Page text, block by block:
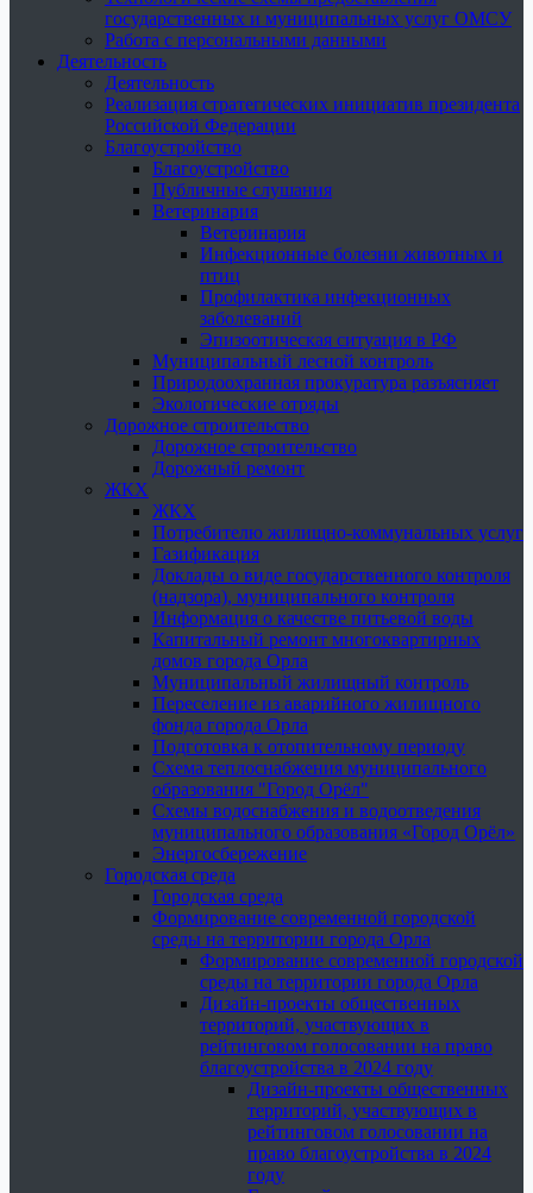
государственных и муниципальных услуг ОМСУ
Работа с персональными данными
Деятельность
Деятельность
Реализация стратегических инициатив президента
Российской Федерации
Благоустройство
Благоустройство
Публичные слушания
Ветеринария
Ветеринария
Инфекционные болезни животных и
птиц
Профилактика инфекционных
заболеваний
Эпизоотическая ситуация в РФ
Муниципальный лесной контроль
Природоохранная прокуратура разъясняет
Экологические отряды
Дорожное строительство
Дорожное строительство
Дорожный ремонт
ЖКХ
ЖКХ
Потребителю жилищно-коммунальных услуг
Газификация
Доклады о виде государственного контроля
(надзора), муниципального контроля
Информация о качестве питьевой воды
Капитальный ремонт многоквартирных
домов города Орла
Муниципальный жилищный контроль
Переселение из аварийного жилищного
фонда города Орла
Подготовка к отопительному периоду
Схема теплоснабжения муниципального
образования "Город Орёл"
Схемы водоснабжения и водоотведения
муниципального образования «Город Орёл»
Энергосбережение
Городская среда
Городская среда
Формирование современной городской
среды на территории города Орла
Формирование современной городской
среды на территории города Орла
Дизайн-проекты общественных
территорий, участвующих в
рейтинговом голосовании на право
благоустройства в 2024 году
Дизайн-проекты общественных
территорий, участвующих в
рейтинговом голосовании на
право благоустройства в 2024
году